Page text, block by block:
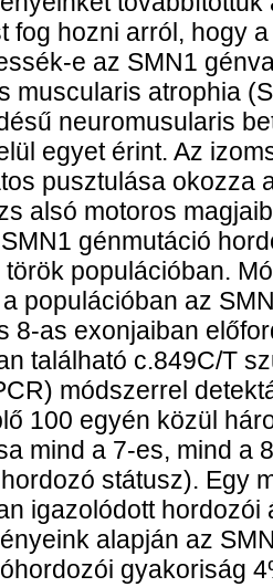
fog hozni arról, hogy
e az SMN1
muscularis atrophia
neuromusularis
egyet érint. Az
pusztulása okozza
alsó motoros
génmutáció
török populációban.
populációban az
8-as exonjaiban
található c.849C/T
módszerrel
100 egyén közül
mind a 7-es, mind a
státusz). Egy
igazolódott
alapján az
gyakoriság